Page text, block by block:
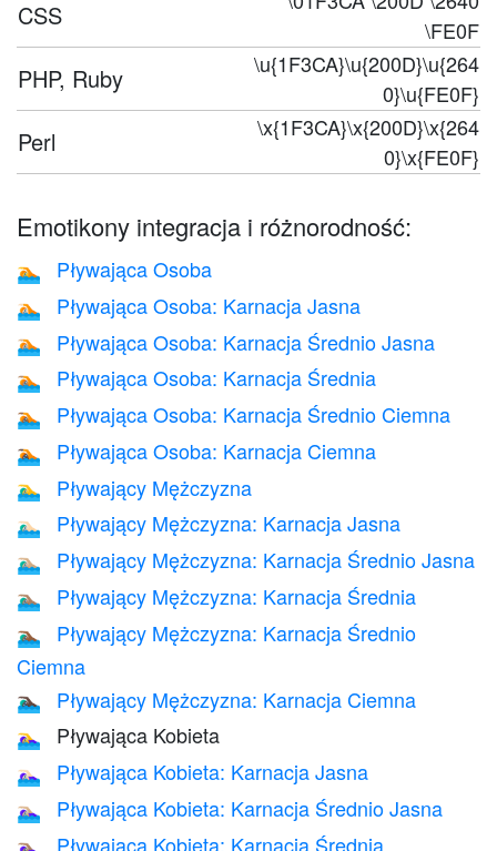
CSS
\FE0F
PHP, Ruby
\u{1F3CA}\u{200D}\u{264
0}\u{FE0F}
Perl
\x{1F3CA}\x{200D}\x{264
0}\x{FE0F}
Emotikony integracja i różnorodność:
🏊 Pływająca Osoba
🏊🏻 Pływająca Osoba: Karnacja Jasna
🏊🏼 Pływająca Osoba: Karnacja Średnio Jasna
🏊🏽 Pływająca Osoba: Karnacja Średnia
🏊🏾 Pływająca Osoba: Karnacja Średnio Ciemna
🏊🏿 Pływająca Osoba: Karnacja Ciemna
🏊‍♂️ Pływający Mężczyzna
🏊🏻‍♂️ Pływający Mężczyzna: Karnacja Jasna
🏊🏼‍♂️ Pływający Mężczyzna: Karnacja Średnio Jasna
🏊🏽‍♂️ Pływający Mężczyzna: Karnacja Średnia
🏊🏾‍♂️
Pływający Mężczyzna: Karnacja Średnio
Ciemna
🏊🏿‍♂️ Pływający Mężczyzna: Karnacja Ciemna
🏊‍♀️ Pływająca Kobieta
🏊🏻‍♀️ Pływająca Kobieta: Karnacja Jasna
🏊🏼‍♀️ Pływająca Kobieta: Karnacja Średnio Jasna
Pływająca Kobieta: Karnacja Średnia